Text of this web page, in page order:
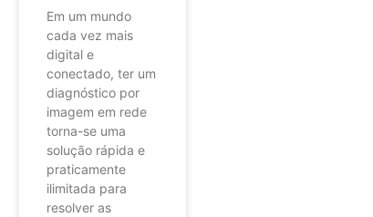
Em um mundo
cada vez mais
digital e
conectado, ter um
diagnóstico por
imagem em rede
torna-se uma
solução rápida e
praticamente
ilimitada para
resolver as